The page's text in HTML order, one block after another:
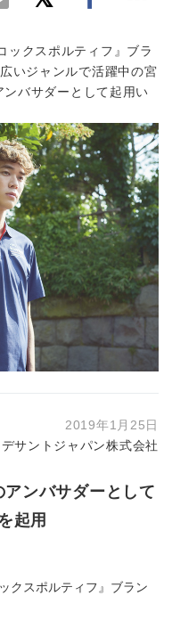
ックスポルティフ』ブラ
いジャンルで活躍中の宮
バサダーとして起用い
2019年1月25日
デサントジャパン株式会社
アンバサダーとして
起用
クスポルティフ』ブラン